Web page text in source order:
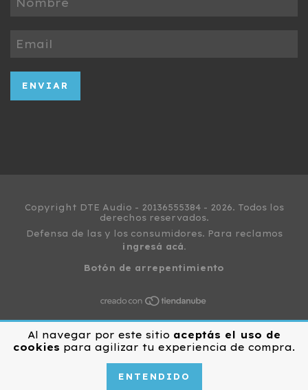
Al navegar por este sitio aceptás el uso de
cookies para agilizar tu experiencia de compra.
ENTENDIDO
Copyright DTE Audio - 20136555384 - 2026. Todos los
derechos reservados.
Defensa de las y los consumidores. Para reclamos
ingresá acá.
Botón de arrepentimiento